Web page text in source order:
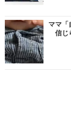
ママ「
信じ